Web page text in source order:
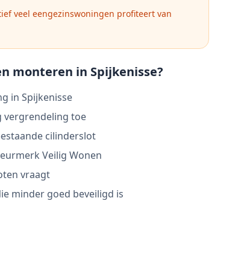
veel eengezinswoningen profiteert van
monteren in Spijkenisse?
in Spijkenisse
vergrendeling toe
cilinderslot
Veilig Wonen
vraagt
minder goed beveiligd is